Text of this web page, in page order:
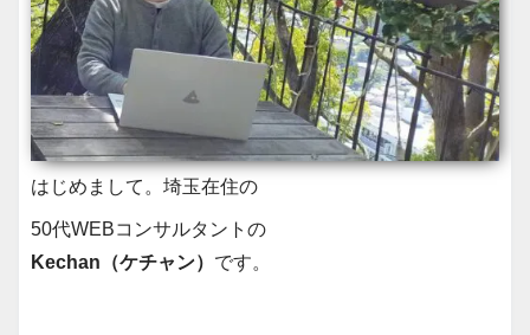
はじめまして。埼玉在住の
50代WEBコンサルタントの
Kechan（ケチャン） です。